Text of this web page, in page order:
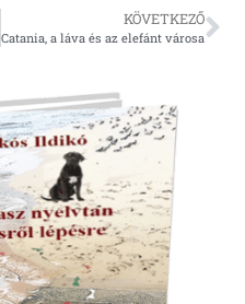
KÖVETKEZŐ
Catania, a láva és az elefánt városa